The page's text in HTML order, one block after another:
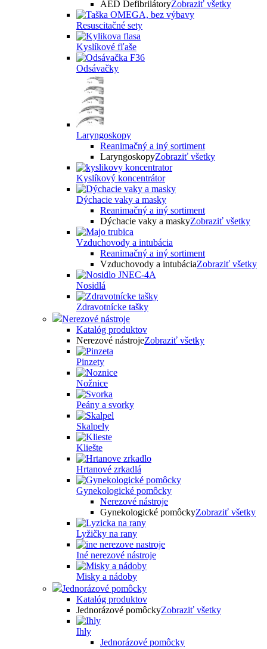
AED DefibrilátoryZobraziť všetky
Resuscitačné sety
Kyslíkové fľaše
Odsávačky
Laryngoskopy
Reanimačný a iný sortiment
LaryngoskopyZobraziť všetky
Kyslíkový koncentrátor
Dýchacie vaky a masky
Reanimačný a iný sortiment
Dýchacie vaky a maskyZobraziť všetky
Vzduchovody a intubácia
Reanimačný a iný sortiment
Vzduchovody a intubáciaZobraziť všetky
Nosidlá
Zdravotnícke tašky
Nerezové nástroje
Katalóg produktov
Nerezové nástrojeZobraziť všetky
Pinzety
Nožnice
Peány a svorky
Skalpely
Kliešte
Hrtanové zrkadlá
Gynekologické pomôcky
Nerezové nástroje
Gynekologické pomôckyZobraziť všetky
Lyžičky na rany
Iné nerezové nástroje
Misky a nádoby
Jednorázové pomôcky
Katalóg produktov
Jednorázové pomôckyZobraziť všetky
Ihly
Jednorázové pomôcky